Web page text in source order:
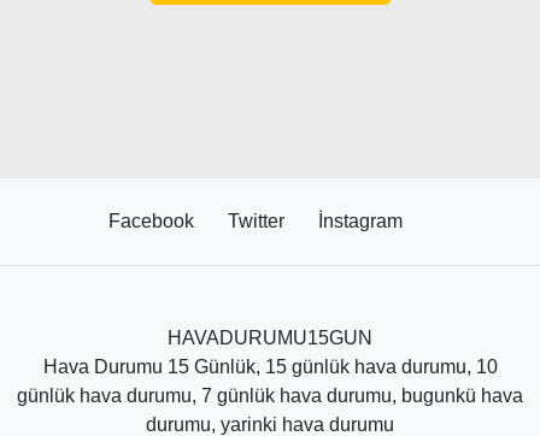
Facebook Twitter İnstagram
HAVADURUMU15GUN
Hava Durumu 15 Günlük, 15 günlük hava durumu, 10
günlük hava durumu, 7 günlük hava durumu, bugunkü hava
durumu, yarinki hava durumu